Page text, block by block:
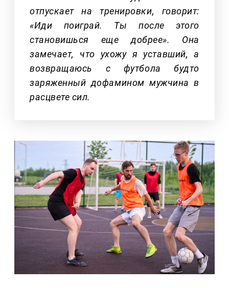
отпускает на тренировки, говорит:
«Иди поиграй. Ты после этого
становишься еще добрее». Она
замечает, что ухожу я уставший, а
возвращаюсь с футбола будто
заряженный дофамином мужчина в
расцвете сил.